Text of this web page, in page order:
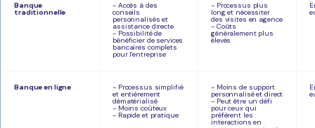
Banque
traditionnelle
- Accès à des
conseils
personnalisés et
assistance directe
- Possibilité de
bénéficier de services
bancaires complets
pour l'entreprise
- Processus plus
long et nécessiter
des visites en agence
- Coûts
généralement plus
élevés
Banque en ligne - Processus simplifié
et entièrement
dématérialisé
- Moins coûteux
- Rapide et pratique
- Moins de support
personnalisé et direct
- Peut être un défi
pour ceux qui
préfèrent les
interactions en